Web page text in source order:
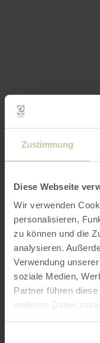
Zustimmung
Diese Webseite
Wir verwenden
personalisieren,
zu können und die
analysieren.
Verwendung
soziale Medien,
Partner führen
weiteren Daten